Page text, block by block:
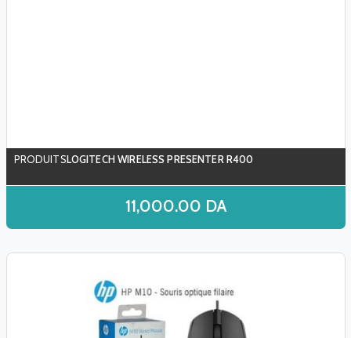
LOGITECH WIRELESS PRESENTER R400
11,000.00 DA